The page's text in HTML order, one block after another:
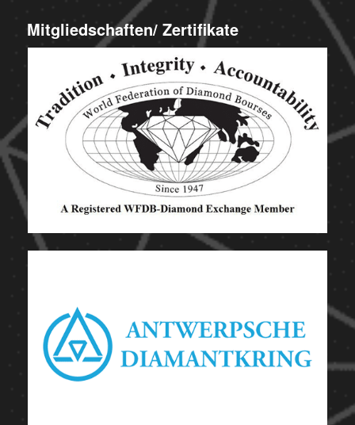
Mitgliedschaften/ Zertifikate